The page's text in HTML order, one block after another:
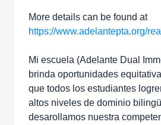
More details can be found at
https://www.adelantepta.org/
Mi escuela (Adelante Dual
brinda oportunidades
que todos los estudiantes
altos niveles de dominio
desarollamos nuestra